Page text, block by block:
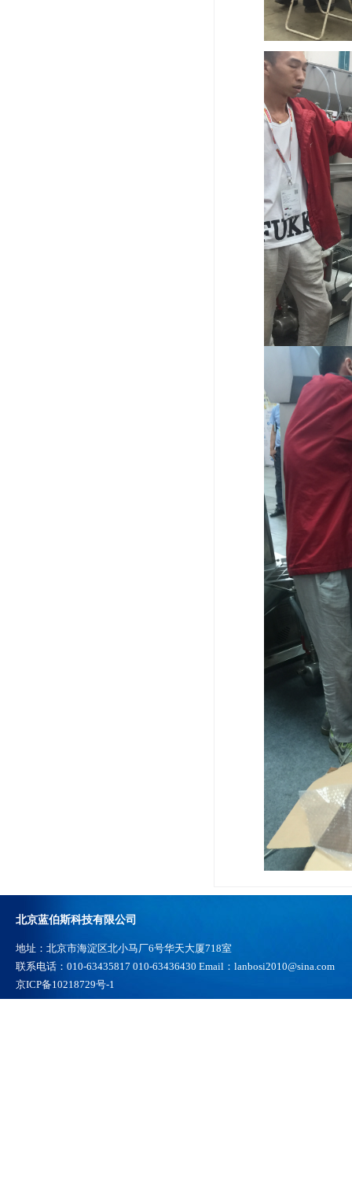
北京蓝伯斯科技有限公司
地址：北京市海淀区北小马厂6号华天大厦718室
联系电话：010-63435817 010-63436430 Email：lanbosi2010@sina.com
京ICP备10218729号-1